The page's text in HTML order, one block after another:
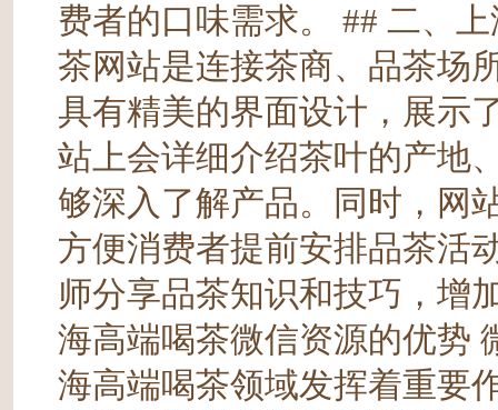
费者的口味需求。 ## 二、
茶网站是连接茶商、品茶场
具有精美的界面设计，展示
站上会详细介绍茶叶的产地
够深入了解产品。同时，网
方便消费者提前安排品茶活
师分享品茶知识和技巧，增
海高端喝茶微信资源的优势
海高端喝茶领域发挥着重要